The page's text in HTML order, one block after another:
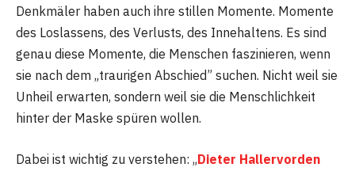
Denkmäler haben auch ihre stillen Momente. Momente
des Loslassens, des Verlusts, des Innehaltens. Es sind
genau diese Momente, die Menschen faszinieren, wenn
sie nach dem „traurigen Abschied” suchen. Nicht weil sie
Unheil erwarten, sondern weil sie die Menschlichkeit
hinter der Maske spüren wollen.
Dabei ist wichtig zu verstehen: „Dieter Hallervorden